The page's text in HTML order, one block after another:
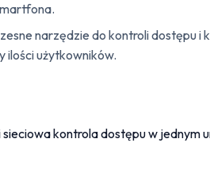
narzędzie do kontroli dostępu i
ilości użytkowników.